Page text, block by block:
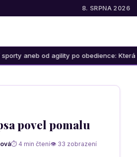
8. SRPNA 2026
od agility po obedience: Která aktivita
povel pomalu
⏱ 4 min čtení👁 33 zobrazení